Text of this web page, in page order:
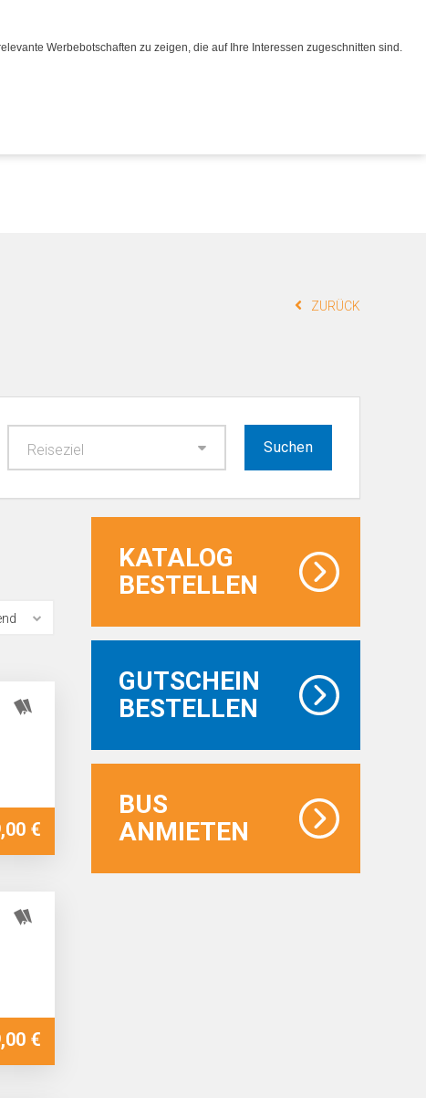
Werbebotschaften zu zeigen, die auf Ihre Interessen zugeschnitten sind.
0 Merkliste
ZURÜCK
Reiseziel
€
€
KATALOG
BESTELLEN
GUTSCHEIN
BESTELLEN
BUS
ANMIETEN